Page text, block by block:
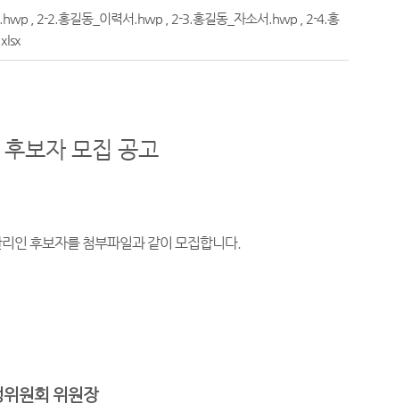
, 2-2.홍길동_이력서.hwp, 2-3.홍길동_자소서.hwp, 2-4.홍
보자 모집 공고
인 후보자를 첨부파일과 같이 모집합니다.
원회 위원장